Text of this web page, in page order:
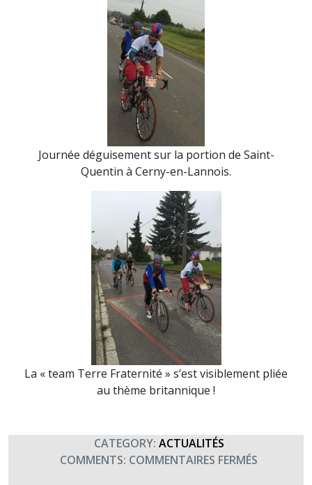
Journée déguisement sur la portion de Saint-
Quentin à Cerny-en-Lannois.
La « team Terre Fraternité » s’est visiblement pliée
au thème britannique !
CATEGORY: ACTUALITÉS
COMMENTS: COMMENTAIRES FERMÉS